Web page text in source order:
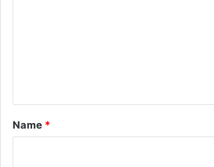
*
Name *